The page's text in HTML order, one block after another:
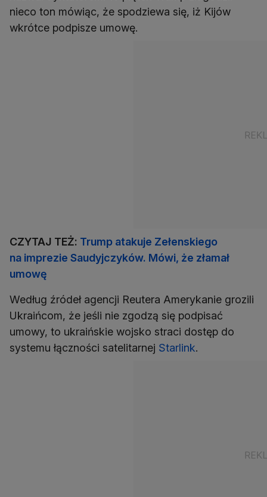
nieco ton mówiąc, że spodziewa się, iż Kijów
wkrótce podpisze umowę.
CZYTAJ TEŻ: Trump atakuje Zełenskiego
na imprezie Saudyjczyków. Mówi, że złamał
umowę
Według źródeł agencji Reutera Amerykanie grozili
Ukraińcom, że jeśli nie zgodzą się podpisać
umowy, to ukraińskie wojsko straci dostęp do
systemu łączności satelitarnej Starlink.